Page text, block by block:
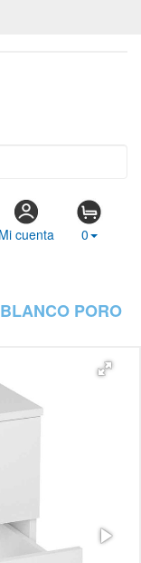
Mi cuenta 0
PORO